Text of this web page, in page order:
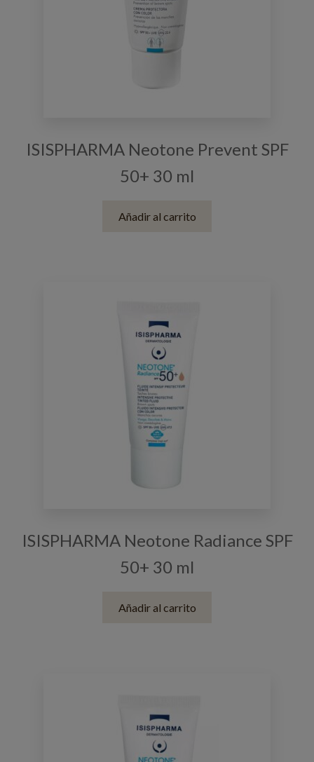
ISISPHARMA Neotone Prevent SPF
50+ 30 ml
Añadir al carrito
ISISPHARMA Neotone Radiance SPF
50+ 30 ml
Añadir al carrito